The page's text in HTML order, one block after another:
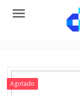
Menu
Agotado